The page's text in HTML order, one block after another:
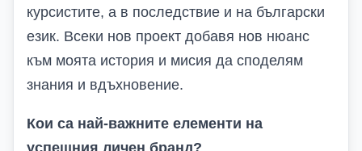
курсистите, а в последствие и на български
език. Всеки нов проект добавя нов нюанс
към моята история и мисия да споделям
знания и вдъхновение.
Кои са най-важните елементи на